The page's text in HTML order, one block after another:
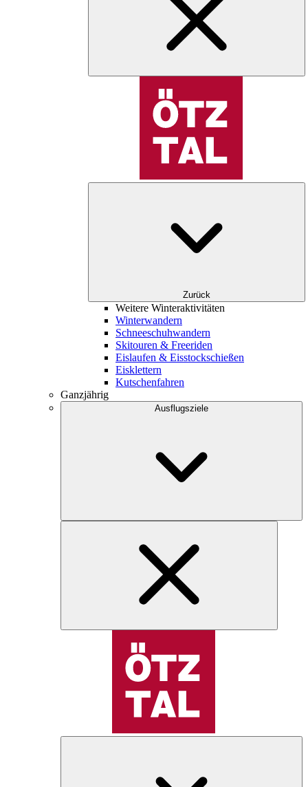
Zurück
Weitere Winteraktivitäten
Winterwandern
Schneeschuhwandern
Skitouren & Freeriden
Eislaufen & Eisstockschießen
Eisklettern
Kutschenfahren
Ganzjährig
Ausflugsziele